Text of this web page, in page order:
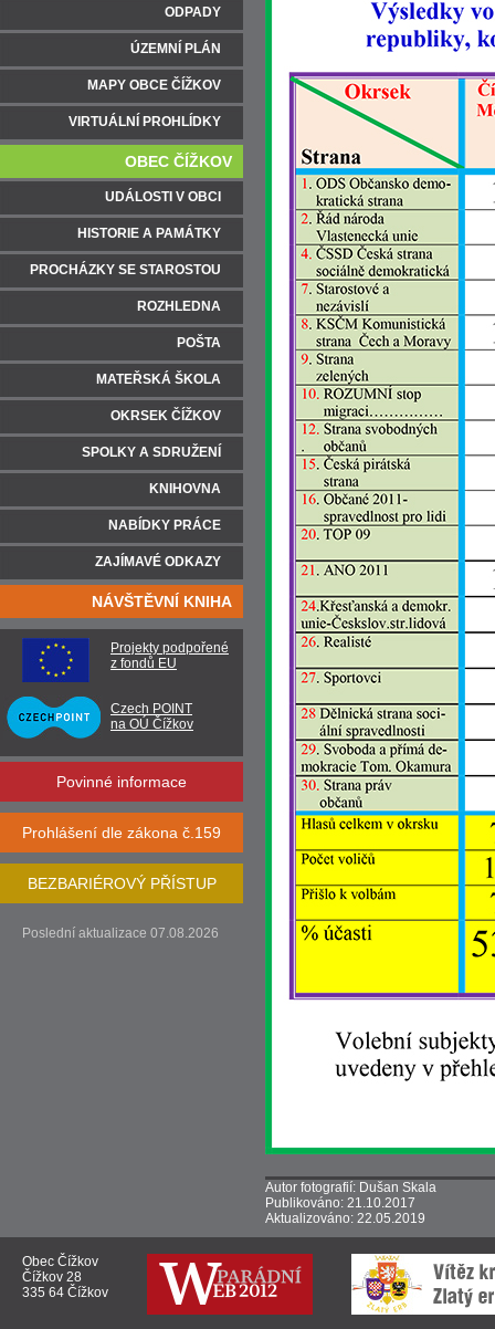
Autor fotografií: Dušan Skala
Publikováno: 21.10.2017
Aktualizováno: 22.05.2019
ODPADY
ÚZEMNÍ PLÁN
MAPY OBCE ČÍŽKOV
VIRTUÁLNÍ PROHLÍDKY
OBEC ČÍŽKOV
UDÁLOSTI V OBCI
HISTORIE A PAMÁTKY
PROCHÁZKY SE STAROSTOU
ROZHLEDNA
POŠTA
MATEŘSKÁ ŠKOLA
OKRSEK ČÍŽKOV
SPOLKY A SDRUŽENÍ
KNIHOVNA
NABÍDKY PRÁCE
ZAJÍMAVÉ ODKAZY
NÁVŠTĚVNÍ KNIHA
Projekty podpořené
z fondů EU
Czech POINT
na OÚ Čížkov
Povinné informace
Prohlášení dle zákona č.159
BEZBARIÉROVÝ PŘÍSTUP
Poslední aktualizace 07.08.2026
Obec Čížkov
Čížkov 28
335 64 Čížkov